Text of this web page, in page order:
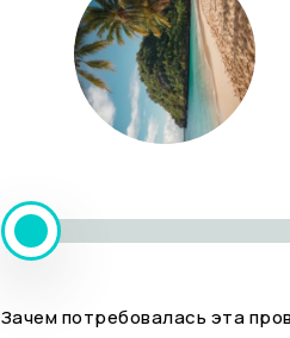
Зачем потребовалась эта